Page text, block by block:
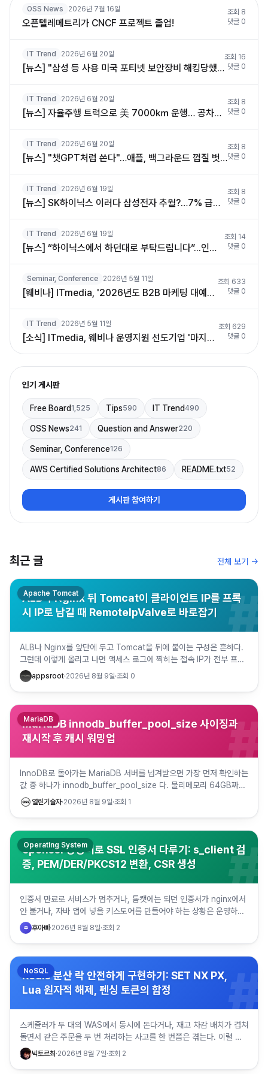
OSS News 2026년 7월 16일
오픈텔레메트리가 CNCF 프로젝트 졸업!
조회 8
댓글 0
IT Trend 2026년 6월 20일
[뉴스] "삼성 등 사용 미국 포티넷 보안장비 해킹당했다"
조회 16
댓글 0
IT Trend 2026년 6월 20일
[뉴스] 자율주행 트럭으로 美 7000㎞ 운행… 공차율도 개선
조회 8
댓글 0
IT Trend 2026년 6월 20일
[뉴스] "챗GPT처럼 쓴다"…애플, 백그라운드 껍질 벗고 독자 AI 챗봇 앱으로 독립
조회 8
댓글 0
IT Trend 2026년 6월 19일
[뉴스] SK하이닉스 이러다 삼성전자 추월?…7% 급등에 ‘280만닉스’, 시총 2000조 돌파 [종목 Pick]
조회 8
댓글 0
IT Trend 2026년 6월 19일
[뉴스] “하이닉스에서 하던대로 부탁드립니다”...인텔, 전 CEO 출신 이석희 영입
조회 14
댓글 0
Seminar, Conference 2026년 5월 11일
[웨비나] ITmedia, '2026년도 B2B 마케팅 대예측' 웨비나 2회차 개최 — AI 시대 '검색 없는 세계'의 생존 전략 조명
조회 633
댓글 0
IT Trend 2026년 5월 11일
[소식] ITmedia, 웨비나 운영지원 선도기업 '마지세미' 자회사 편입 — B2B 디지털 이벤트 시장 재편 신호탄
조회 629
댓글 0
인기 게시판
Free Board 1,525 Tips590 IT Trend490
OSS News241 Question and Answer220
Seminar, Conference126
AWS Certified Solutions Architect86 README.txt52
게시판 참여하기
최근 글 전체 보기 →
ALB와 Nginx 뒤 Tomcat이 클라이언트 IP를 프록
시 IP로 남길 때 RemoteIpValve로 바로잡기
#
Apache Tomcat
ALB나 Nginx를 앞단에 두고 Tomcat을 뒤에 붙이는 구성은 흔하다.
그런데 이렇게 올리고 나면 액세스 로그에 찍히는 접속 IP가 전부 프록
시 IP 한두 개로 도배되는 걸 발견하게 된다. 로…
appsroot·2026년 8월 9일·조회 0
MariaDB innodb_buffer_pool_size 사이징과
재시작 후 캐시 워밍업
#
MariaDB
InnoDB로 돌아가는 MariaDB 서버를 넘겨받으면 가장 먼저 확인하는
값 중 하나가 innodb_buffer_pool_size 다. 물리메모리 64GB짜리
장비인데 이 값이 기본값 그대로 12…
열린기술자·2026년 8월 9일·조회 1
openssl 명령어로 SSL 인증서 다루기: s_client 검
증, PEM/DER/PKCS12 변환, CSR 생성
#
Operating System
인증서 만료로 서비스가 멈추거나, 톰캣에는 되던 인증서가 nginx에서
안 붙거나, 자바 앱에 넣을 키스토어를 만들어야 하는 상황은 운영하다
보면 주기적으로 돌아온다. 그때마다 웹 콘솔을 열지 않아…
후 후아빠·2026년 8월 8일·조회 2
Redis 분산 락 안전하게 구현하기: SET NX PX,
Lua 원자적 해제, 펜싱 토큰의 함정
#
NoSQL
스케줄러가 두 대의 WAS에서 동시에 돈다거나, 재고 차감 배치가 겹쳐
돌면서 같은 주문을 두 번 처리하는 사고를 한 번쯤은 겪는다. 이럴 때
가장 먼저 손이 가는 게 Redis 분산 락이다. 문서…
빅토르최 ·2026년 8월 7일·조회 2